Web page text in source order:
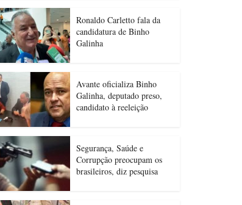
Ronaldo Carletto fala da
candidatura de Binho
Galinha
Avante oficializa Binho
Galinha, deputado preso,
candidato à reeleição
Segurança, Saúde e
Corrupção preocupam os
brasileiros, diz pesquisa